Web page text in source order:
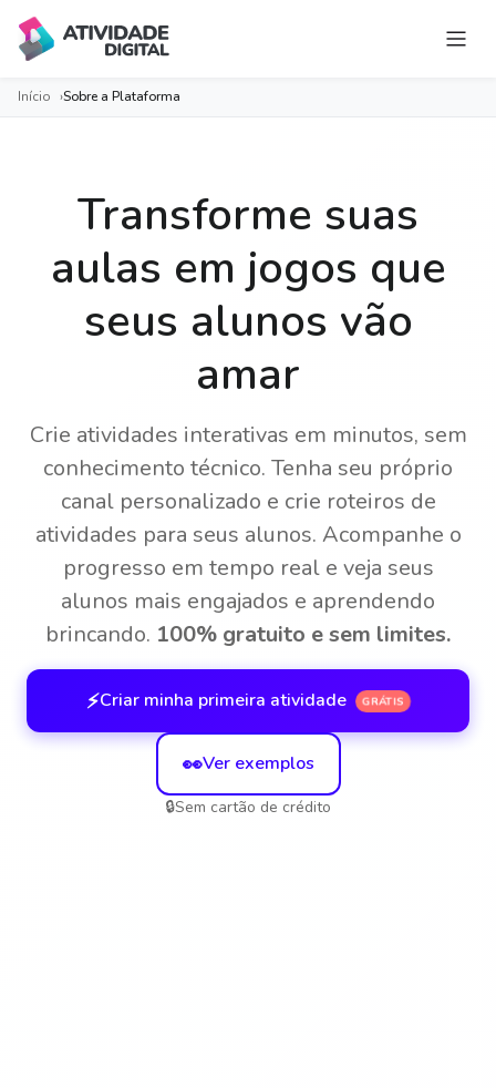
Ao vivo
Classic Games
Sobre
Início Sobre a Plataforma
Transforme suas
aulas em jogos que
seus alunos vão
amar
Crie atividades interativas em minutos, sem
conhecimento técnico. Tenha seu próprio
canal personalizado e crie roteiros de
atividades para seus alunos. Acompanhe o
progresso em tempo real e veja seus
alunos mais engajados e aprendendo
brincando. 100% gratuito e sem limites.
⚡Criar minha primeira atividade GRÁTIS
👀Ver exemplos
🔒Sem cartão de crédito